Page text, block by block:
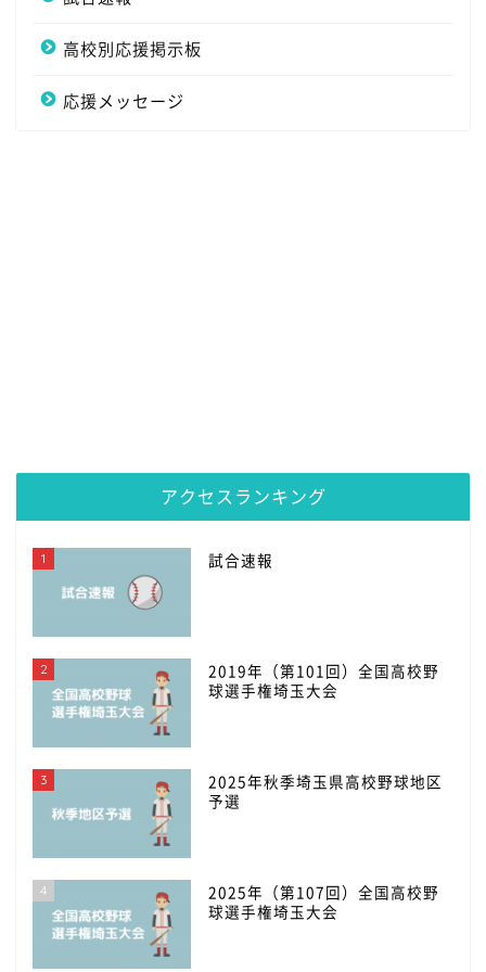
高校別応援掲示板
応援メッセージ
アクセスランキング
1 試合速報
2
2019年（第101回）全国高校野
球選手権埼玉大会
3
2025年秋季埼玉県高校野球地区
予選
4
2025年（第107回）全国高校野
球選手権埼玉大会